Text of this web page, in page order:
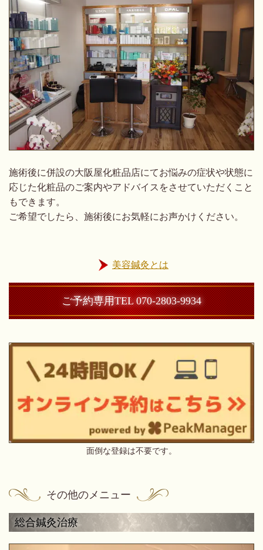
施術後に併設の大阪屋化粧品店にてお悩みの症状や状態に
応じた化粧品のご案内やアドバイスをさせていただくこと
もできます。
ご希望でしたら、施術後にお気軽にお声かけください。
美容鍼灸とは
ご予約専用TEL 070-2803-9934
面倒な登録は不要です。
その他のメニュー
総合鍼灸治療